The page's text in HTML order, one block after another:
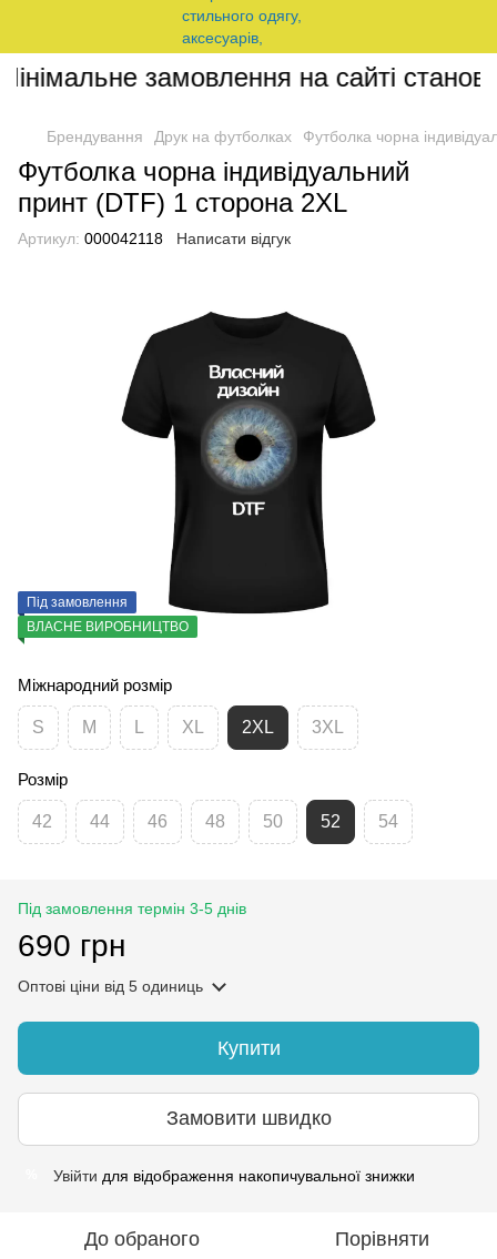
замовлення на сайті
Брендування Друк на футболках Футболка чорна
Футболка чорна індивідуальний
принт (DTF) 1 сторона 2XL
Артикул: 000042118 Написати відгук
Під замовлення
ВЛАСНЕ ВИРОБНИЦТВО
Міжнародний розмір
S M XL 2XL 3XL
Розмір
42 44 46 48 50 52 54
Під замовлення термін 3-5 днів
690 грн
Оптові ціни від 5 одиниць
Купити
Замовити швидко
Увійти для відображення накопичувальної знижки
До обраного Порівняти